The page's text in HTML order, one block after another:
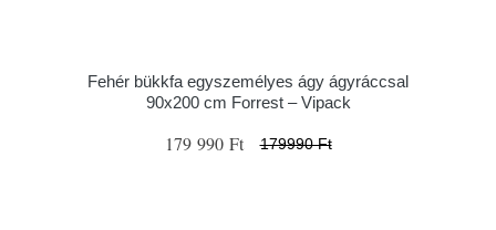
Fehér bükkfa egyszemélyes ágy ágyráccsal
90x200 cm Forrest – Vipack
179 990 Ft 179990 Ft